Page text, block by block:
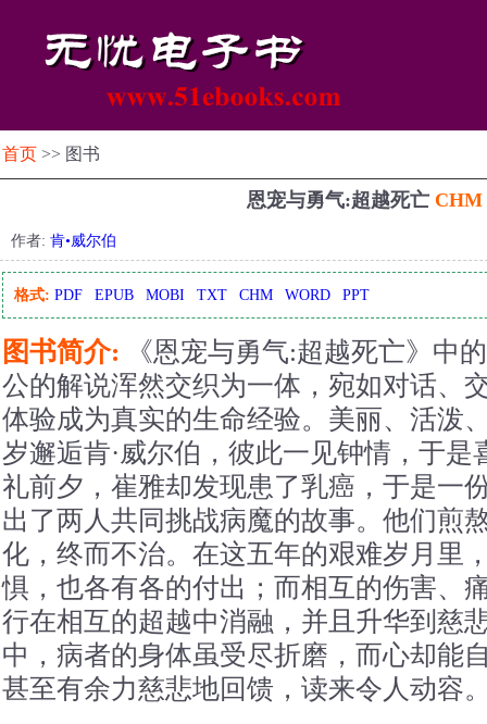
首页 >> 图书
恩宠与勇气:超越死亡 CHM
作者: 肯•威尔伯
格式: PDF EPUB MOBI TXT CHM WORD PPT
图书简介: 《恩宠与勇气:超越死亡》中
公的解说浑然交织为一体，宛如对话、
体验成为真实的生命经验。美丽、活泼
岁邂逅肯·威尔伯，彼此一见钟情，于
礼前夕，崔雅却发现患了乳癌，于是一
出了两人共同挑战病魔的故事。他们煎
化，终而不治。在这五年的艰难岁月里
惧，也各有各的付出；而相互的伤害、
行在相互的超越中消融，并且升华到
中，病者的身体虽受尽折磨，而心却能
甚至有余力慈悲地回馈，读来令人动容